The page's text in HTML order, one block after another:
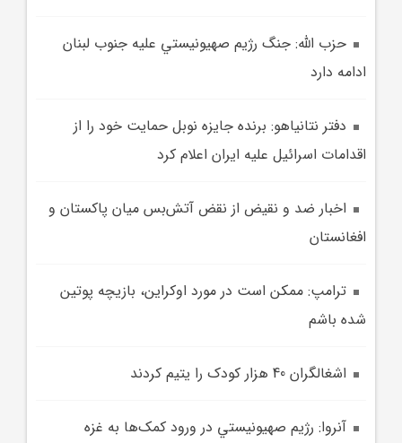
حزب الله: جنگ رژيم صهيونيستي عليه جنوب لبنان
ادامه دارد
دفتر نتانياهو: برنده جايزه نوبل حمايت خود را از
اقدامات اسرائيل عليه ايران اعلام کرد
اخبار ضد و نقيض از نقض آتش‌بس ميان پاکستان و
افغانستان
ترامپ: ممکن است در مورد اوکراين، بازيچه پوتين
شده باشم
اشغالگران 40 هزار کودک را يتيم کردند
آنروا: رژيم صهيونيستي در ورود کمک‌ها به غزه